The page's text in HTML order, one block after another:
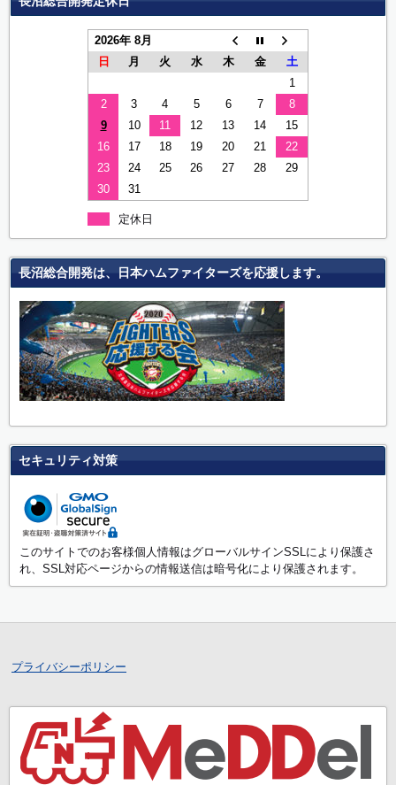
2026年 8月
日
月 火 水 木 金
土
1
2
3 4 5 6 7
8
9
10 11 12 13 14
15
16
17 18 19 20 21
22
23
24 25 26 27 28
29
30
31
定休日
長沼総合開発は、日本ハムファイターズを応援します。
セキュリティ対策
このサイトでのお客様個人情報はグローバルサインSSLにより保護さ
れ、SSL対応ページからの情報送信は暗号化により保護されます。
プライバシーポリシー